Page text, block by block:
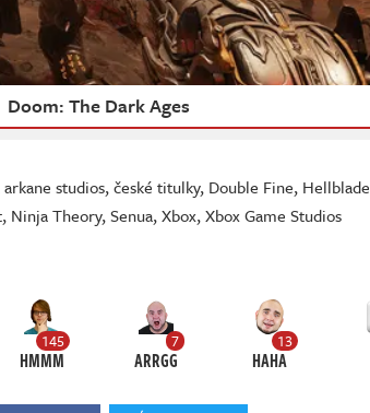
Doom: The Dark Ages
arkane studios,české titulky, Double Fine, Hellblade
, Ninja Theory,Senua,Xbox,Xbox Game Studios
145
HMMM
7
ARRGG
13
HAHA